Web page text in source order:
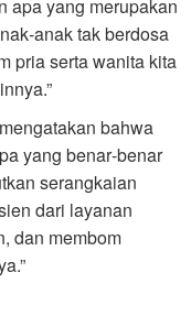
apa yang merupakan
tak berdosa
pria serta wanita kita
bahwa
yang benar‑benar
serangkaian
dari layanan
dan membom